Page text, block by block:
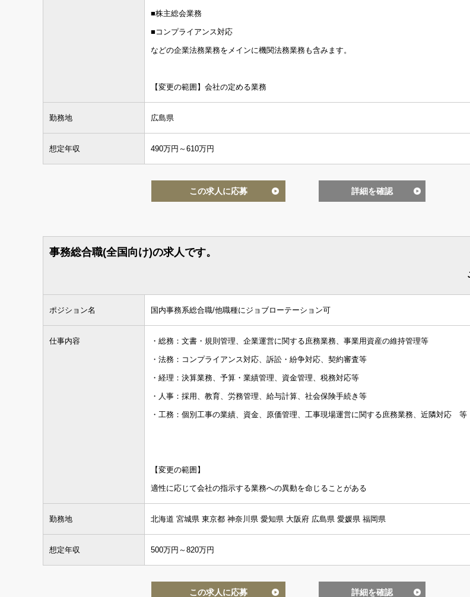
＋ 追加・変更する
～
経験 マネジメント経験あり 未経験可 英語使用
■株主総会業務
■コンプライアンス対応
などの企業法務業務をメインに機関法務業務も含みます。
【変更の範囲】会社の定める業務
勤務地 広島県
想定年収 490万円～610万円
この求人に応募 詳細を確認
事務総合職(全国向け)の求人です。
ポジション名 国内事務系総合職/他職種にジョブローテーション可
仕事内容 ・総務：文書・規則管理、企業運営に関する庶務業務、事業用資産の維持管理等
・法務：コンプライアンス対応、訴訟・紛争対応、契約審査等
・経理：決算業務、予算・業績管理、資金管理、税務対応等
・人事：採用、教育、労務管理、給与計算、社会保険手続き等
・工務：個別工事の業績、資金、原価管理、工事現場運営に関する庶務業務、近隣対応 等
【変更の範囲】
適性に応じて会社の指示する業務への異動を命じることがある
勤務地 北海道 宮城県 東京都 神奈川県 愛知県 大阪府 広島県 愛媛県 福岡県
想定年収 500万円～820万円
この求人に応募 詳細を確認